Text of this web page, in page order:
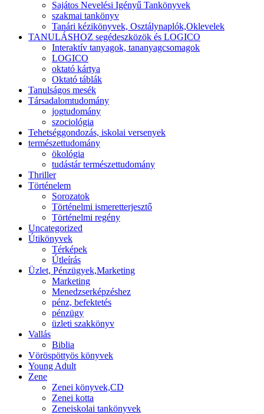
Sajátos Nevelési Igényű Tankönyvek
szakmai tankönyv
Tanári kézikönyvek, Osztálynaplók,Oklevelek
TANULÁSHOZ segédeszközök és LOGICO
Interaktív tanyagok, tananyagcsomagok
LOGICO
oktató kártya
Oktató táblák
Tanulságos mesék
Társadalomtudomány
jogtudomány
szociológia
Tehetséggondozás, iskolai versenyek
természettudomány
ökológia
tudástár természettudomány
Thriller
Történelem
Sorozatok
Történelmi ismeretterjesztő
Történelmi regény
Uncategorized
Útikönyvek
Térképek
Útleírás
Üzlet, Pénzügyek,Marketing
Marketing
Menedzserképzéshez
pénz, befektetés
pénzügy
üzleti szakkönyv
Vallás
Biblia
Vöröspöttyös könyvek
Young Adult
Zene
Zenei könyvek,CD
Zenei kotta
Zeneiskolai tankönyvek